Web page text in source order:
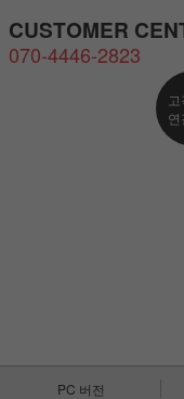
CUSTOMER
070-4446-2823
연
PC 버전